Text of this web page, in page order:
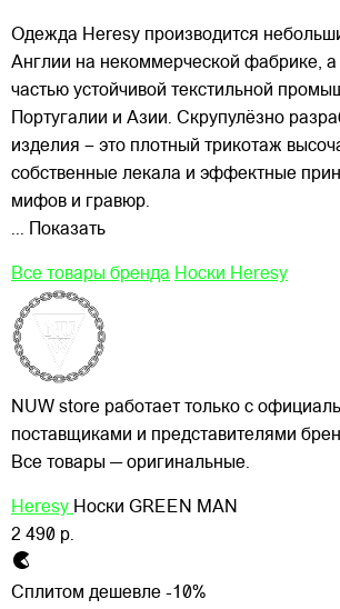
Одежда Heresy производится
Англии на некоммерческой фабрике, а
частью устойчивой текстильной
Португалии и Азии. Скрупулёзно
изделия – это плотный трикотаж
собственные лекала и эффектные
мифов и гравюр.
... Показать
Все товары бренда Носки Heresy
NUW store работает только с
поставщиками и представителями
Все товары — оригинальные.
Heresy Носки GREEN MAN
2 490 р.
Сплитом дешевле -10%